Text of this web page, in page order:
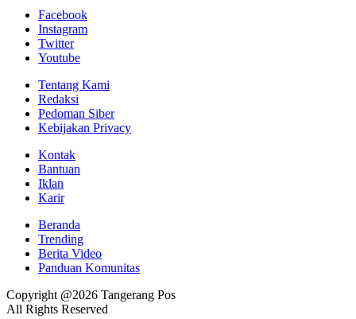
Facebook
Instagram
Twitter
Youtube
Tentang Kami
Redaksi
Pedoman Siber
Kebijakan Privacy
Kontak
Bantuan
Iklan
Karir
Beranda
Trending
Berita Video
Panduan Komunitas
Copyright @2026 Tangerang Pos
All Rights Reserved